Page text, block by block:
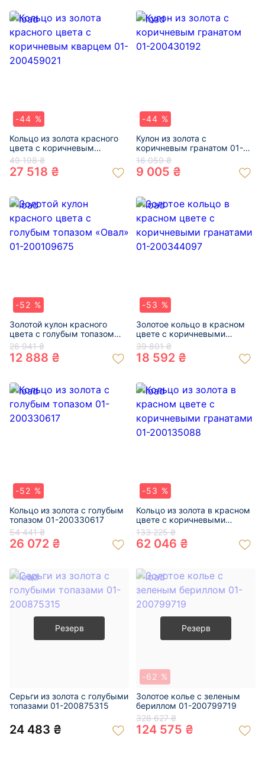
-44 %
Кольцо из золота красного
цвета с коричневым
кварцем 01-200459021
49 198 ₴
27 518 ₴
-44 %
Кулон из золота с
коричневым гранатом 01-
200430192
16 059 ₴
9 005 ₴
-52 %
Золотой кулон красного
цвета с голубым топазом
«Овал» 01-200109675
26 941 ₴
12 888 ₴
-53 %
Золотое кольцо в красном
цвете с коричневыми
гранатами 01-200344097
39 801 ₴
18 592 ₴
-52 %
Кольцо из золота с голубым
топазом 01-200330617
54 441 ₴
26 072 ₴
-53 %
Кольцо из золота в красном
цвете с коричневыми
гранатами 01-200135088
133 225 ₴
62 046 ₴
Резерв
Серьги из золота с голубыми
топазами 01-200875315
24 483 ₴
Резерв
-62 %
Золотое колье с зеленым
бериллом 01-200799719
328 627 ₴
124 575 ₴